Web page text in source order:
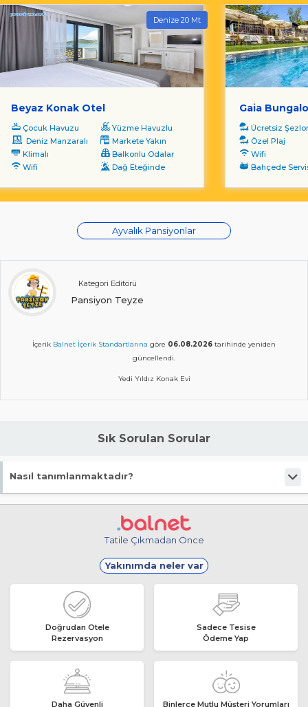
Denize 20 Mt
Beyaz Konak Otel
Çocuk Havuzu
Yüzme Havuzlu
Deniz Manzaralı
Markete Yakın
Klimalı
Balkonlu Odalar
Wifi
Dağ Eteğinde
Gaia
Ücretsiz
Özel Plaj
Wifi
Bahçede
Ayvalık Pansiyonlar
Kategori Editörü
Pansiyon Teyze
İçerik Balnet İçerik Standartlarına göre 06.08.2026 tarihinde yeniden
güncellendi.
Yedi Yıldız Konak Evi
Sık Sorulan Sorular
Nasıl tanımlanmaktadır?
Tesis Konukevi statüsündedir.
Tatile Çıkmadan Önce
Yakınımda neler var
Doğrudan Otele
Rezervasyon
Sadece Tesise
Ödeme Yap
Daha Güvenli Binlerce Mutlu Müşteri Yorumları